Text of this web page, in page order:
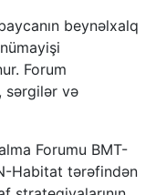
beynəlxalq
Forum
sərgilər və
Forumu BMT-
Habitat tərəfindən